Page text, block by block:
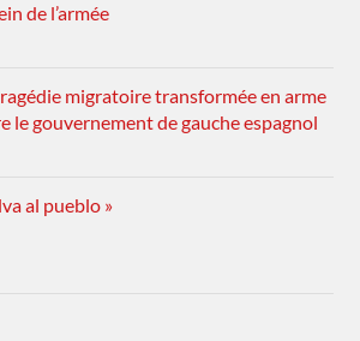
de l’armée
migratoire transformée en arme
le gouvernement de gauche espagnol
al pueblo »